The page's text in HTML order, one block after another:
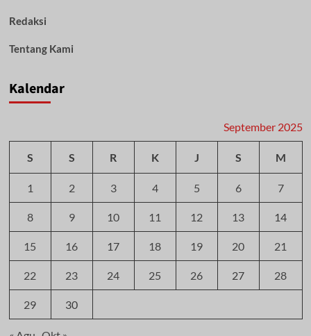
Redaksi
Tentang Kami
Kalendar
September 2025
S S R K J S M
1 2 3 4 5 6 7
8 9 10 11 12 13 14
15 16 17 18 19 20 21
22 23 24 25 26 27 28
29 30